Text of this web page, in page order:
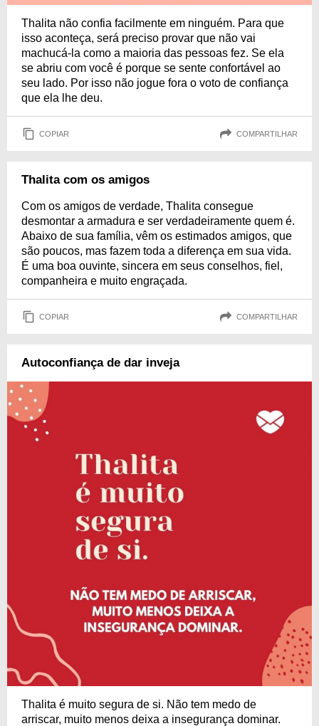
Thalita não confia facilmente em ninguém. Para que
isso aconteça, será preciso provar que não vai
machucá-la como a maioria das pessoas fez. Se ela
se abriu com você é porque se sente confortável ao
seu lado. Por isso não jogue fora o voto de confiança
que ela lhe deu.
COPIAR COMPARTILHAR
Thalita com os amigos
Com os amigos de verdade, Thalita consegue
desmontar a armadura e ser verdadeiramente quem é.
Abaixo de sua família, vêm os estimados amigos, que
são poucos, mas fazem toda a diferença em sua vida.
É uma boa ouvinte, sincera em seus conselhos, fiel,
companheira e muito engraçada.
COPIAR COMPARTILHAR
Autoconfiança de dar inveja
Thalita é muito segura de si. Não tem medo de
arriscar, muito menos deixa a insegurança dominar.